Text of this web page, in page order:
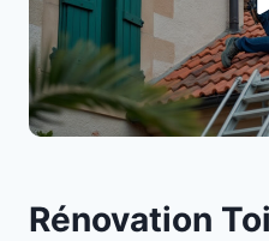
Rénovation